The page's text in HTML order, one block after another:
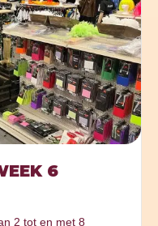
6
2 tot en met 8